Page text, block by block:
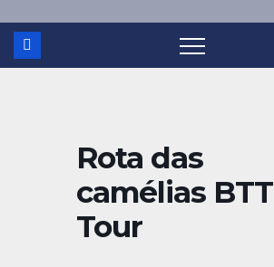
Rota das
camélias BTT
Tour